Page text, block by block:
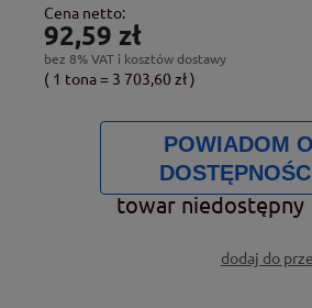
Cena netto:
92,59 zł
bez 8% VAT i kosztów dostawy
( 1 tona= 3 703,60 zł)
POWIADOM O
towar niedostępny
dodaj do